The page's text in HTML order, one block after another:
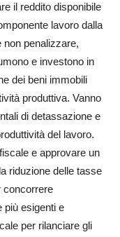
il reddito disponibile
lavoro dalla
non penalizzare,
e investono in
dei beni immobili
produttiva. Vanno
di detassazione e
del lavoro.
e approvare un
riduzione delle tasse
concorrere
più esigenti e
per rilanciare gli